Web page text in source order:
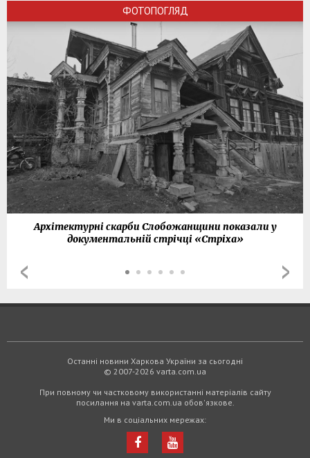
ФОТОПОГЛЯД
Архітектурні скарби Слобожанщини показали у
документальній стрічці «Стріха»
Останні новини Харкова України за сьогодні
© 2007-2026 varta.com.ua
При повному чи частковому використанні матеріалів сайту
посилання на varta.com.ua обов'язкове.
Ми в соціальних мережах: